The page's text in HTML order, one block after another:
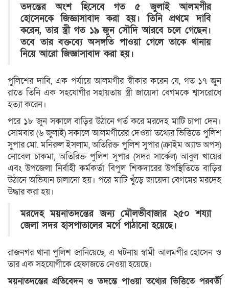
তদন্তের অংশ হিসেবে গত ৫ জুলাই আলমগীর
হোসেনকে জিজ্ঞাসাবাদ করা হয়। তিনি প্রথমে দাবি
করেন, তার স্ত্রী গত ১৯ জুন সৌদি আরবে চলে গেছেন।
তবে তার বক্তব্যে অসঙ্গতি পাওয়া গেলে তাকে থানায়
নিয়ে আরো জিজ্ঞাসাবাদ করা হয়।
পুলিশের দাবি, এক পর্যায়ে আলমগীর স্বীকার করেন যে, গত ১৭ জুন
রাতে তিনি এক সহযোগীর সহায়তায় স্ত্রী জায়েদা বেগমকে শ্বাসরোধে
হত্যা করেন।
পরে ১৮ জুন সকালে বাড়ির উঠানে গর্ত করে মরদেহ মাটি চাপা দেন।
সোমবার (৬ জুলাই) সকালে আলমগীরের দেওয়া তথ্যের ভিত্তিতে পুলিশ
সুপার মো. মনিরুল ইসলাম, অতিরিক্ত পুলিশ সুপার (ক্রাইম অ্যান্ড অপস)
নোবেল চাকমা, অতিরিক্ত পুলিশ সুপার (সদর সার্কেল) আবুল খায়ের
এবং উপজেলা নির্বাহী কর্মকর্তা বিপুল শিকদারের উপস্থিতিতে বাড়ির
উঠানে অভিযান চালানো হয়। পরে মাটি খুঁড়ে জায়েদা বেগমের মরদেহ
উদ্ধার করা হয়।
মরদেহ ময়নাতদন্তের জন্য মৌলভীবাজার ২৫০ শয্যা
জেলা সদর হাসপাতালের মর্গে পাঠানো হয়েছে।
রাজনগর থানা পুলিশ জানিয়েছে, এ ঘটনায় স্বামী আলমগীর হোসেন ও
তার এক সহযোগীকে হেফাজতে নেওয়া হয়েছে।
ময়নাতদন্তের প্রতিবেদন ও তদন্তে পাওয়া তথ্যের ভিত্তিতে পরবর্তী